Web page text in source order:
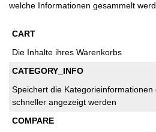
welche Informationen gesammelt
CART
Die Inhalte ihres Warenkorbs
CATEGORY_INFO
Speichert die
schneller angezeigt werden
COMPARE